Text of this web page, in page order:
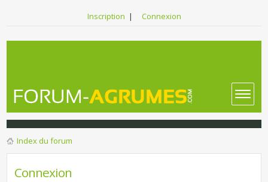
Inscription | Connexion
Index du forum
Connexion